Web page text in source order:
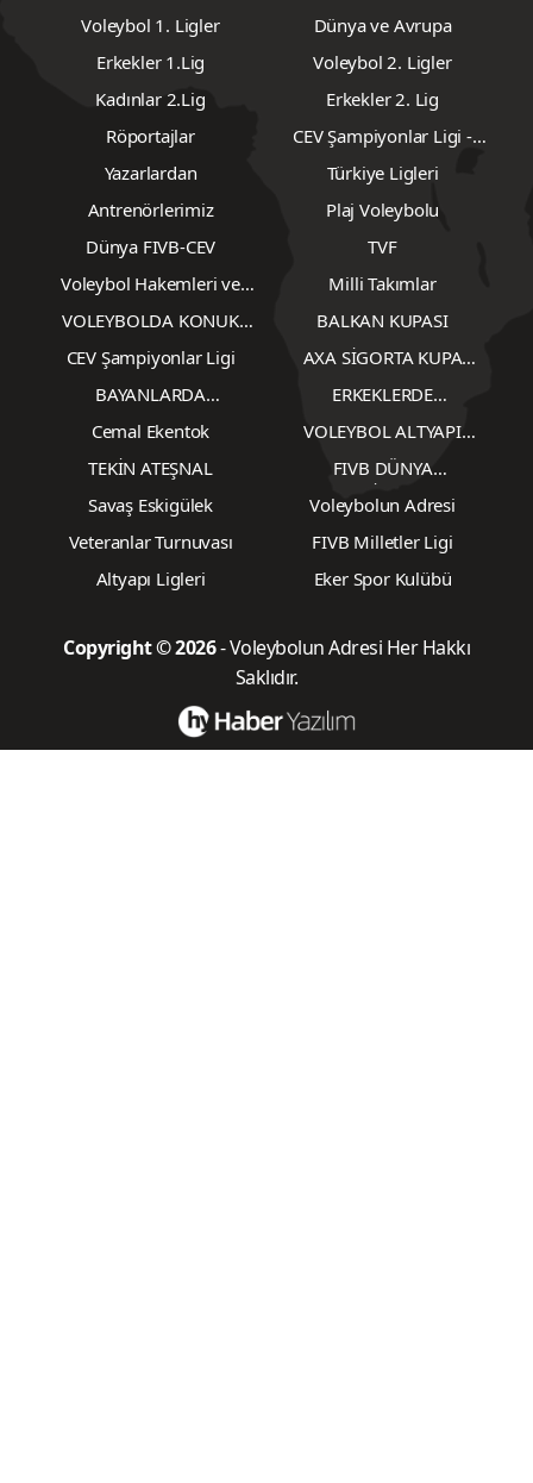
Voleybol 1. Ligler
Dünya ve Avrupa
Erkekler 1.Lig
Voleybol 2. Ligler
Kadınlar 2.Lig
Erkekler 2. Lig
Röportajlar
CEV Şampiyonlar Ligi -
Yazarlardan
Türkiye Ligleri
Antrenörlerimiz
Plaj Voleybolu
Dünya FIVB-CEV
TVF
Voleybol Hakemleri ve
Milli Takımlar
VOLEYBOLDA KONUK
BALKAN KUPASI
CEV Şampiyonlar Ligi
AXA SİGORTA KUPA
BAYANLARDA
ERKEKLERDE
Cemal Ekentok
VOLEYBOL ALTYAPI
KARŞILAŞMALARI
TEKİN ATEŞNAL
FIVB DÜNYA
ŞAMPİYONASI
Savaş Eskigülek
Voleybolun Adresi
Veteranlar Turnuvası
FIVB Milletler Ligi
Altyapı Ligleri
Eker Spor Kulübü
Copyright © 2026- Voleybolun Adresi Her Hakkı
Saklıdır.